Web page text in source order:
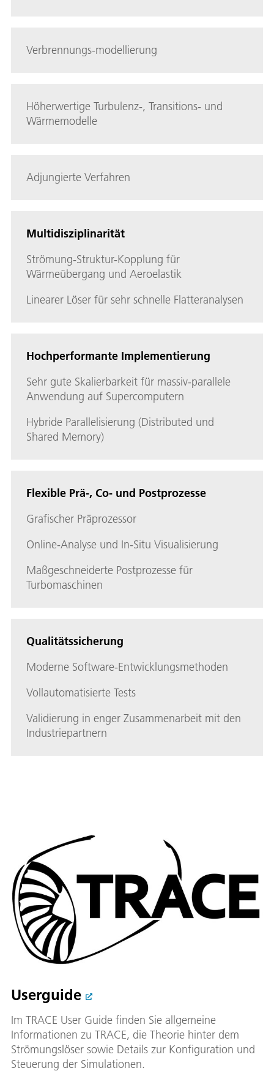
Verbrennungs-modellierung
Höherwertige Turbulenz-, Transitions- und
Wärmemodelle
Adjungierte Verfahren
Multidisziplinarität
Strömung-Struktur-Kopplung für
Wärmeübergang und Aeroelastik
Linearer Löser für sehr schnelle Flatteranalysen
Hochperformante Implementierung
Sehr gute Skalierbarkeit für massiv-parallele
Anwendung auf Supercomputern
Hybride Parallelisierung (Distributed und
Shared Memory)
Flexible Prä-, Co- und Postprozesse
Grafischer Präprozessor
Online-Analyse und In-Situ Visualisierung
Maßgeschneiderte Postprozesse für
Turbomaschinen
Qualitätssicherung
Moderne Software-Entwicklungsmethoden
Vollautomatisierte Tests
Validierung in enger Zusammenarbeit mit den
Industriepartnern
Userguide
Im TRACE User Guide finden Sie allgemeine
Informationen zu TRACE, die Theorie hinter dem
Strömungslöser sowie Details zur Konfiguration und
Steuerung der Simulationen.